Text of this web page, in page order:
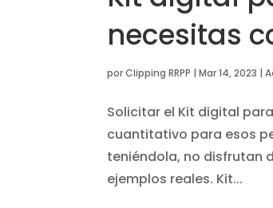
necesitas
porClipping RRPP |Mar 14, 2023 |
Solicitar el Kit digital
cuantitativo para esos
teniéndola, no disfrutan
ejemplos reales. Kit...